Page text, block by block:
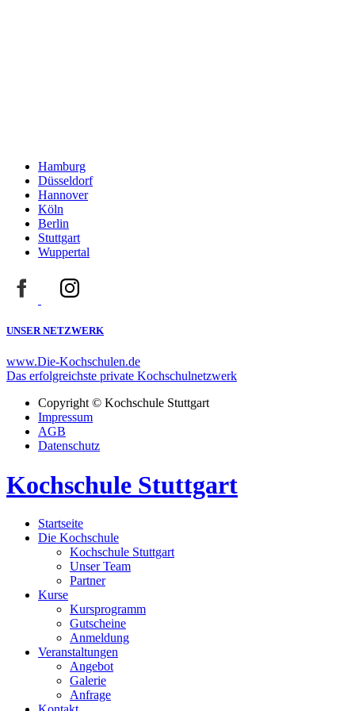
Hamburg
Düsseldorf
Hannover
Köln
Berlin
Stuttgart
Wuppertal
UNSER NETZWERK
www.Die-Kochschulen.de
Das erfolgreichste private Kochschulnetzwerk
Copyright © Kochschule Stuttgart
Impressum
AGB
Datenschutz
Kochschule Stuttgart
Startseite
Die Kochschule
Kochschule Stuttgart
Unser Team
Partner
Kurse
Kursprogramm
Gutscheine
Anmeldung
Veranstaltungen
Angebot
Galerie
Anfrage